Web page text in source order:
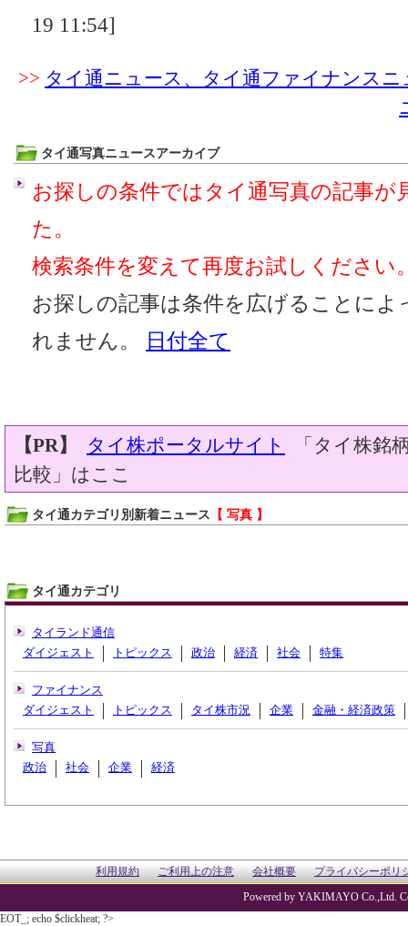
19 11:54]
>> タイ通ニュース、タイ通ファイナンス
タイ通写真ニュースアーカイブ
お探しの条件ではタイ通写真の記事が
た。
検索条件を変えて再度お試しください
お探しの記事は条件を広げることに
れません。
日付全て
【PR】 タイ株ポータルサイト
「タイ株銘
比較」はここ
タイ通カテゴリ別新着ニュース 【 写真 】
タイ通カテゴリ
タイランド通信
ダイジェスト
トピックス 政治 経済 社会 特集
ファイナンス
ダイジェスト
トピックス タイ株市況 企業 金融・経済政策
写真
政治
社会 企業 経済
利用規約 ご利用上の注意 会社概要 プライバシーポリ
Powered by YAKIMAYO Co.,Ltd.
EOT_; echo $clickheat; ?>